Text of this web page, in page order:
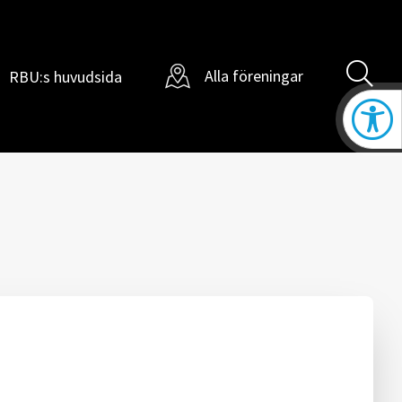
Öppna
RBU:s huvudsida Alla föreningar